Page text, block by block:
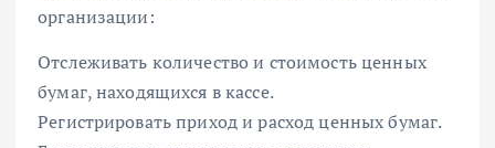
организации:
Отслеживать количество и стоимость ценных
бумаг, находящихся в кассе.
Регистрировать приход и расход ценных бумаг.